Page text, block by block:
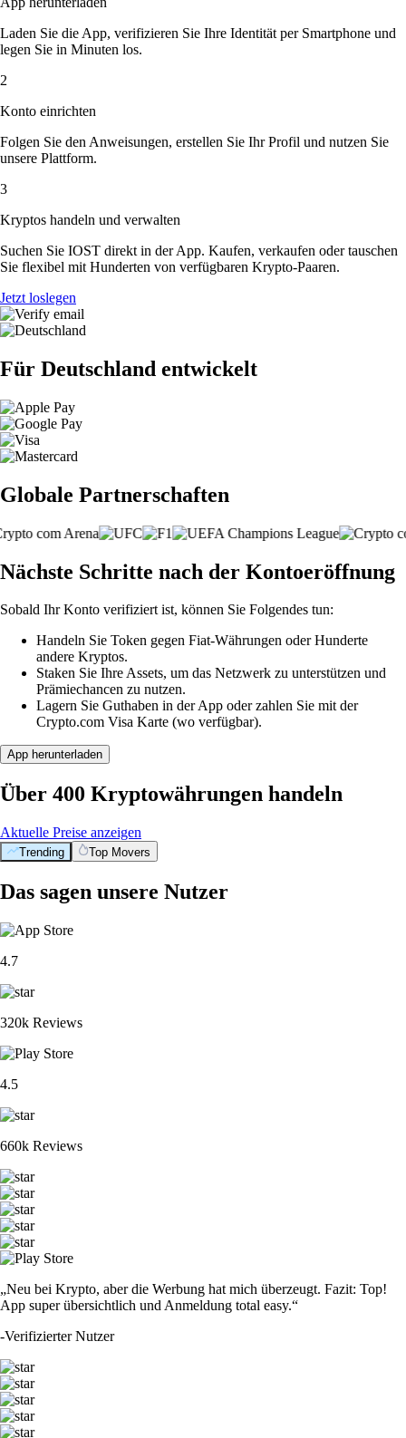
Laden Sie die App, verifizieren Sie Ihre Identität per Smartphone und
legen Sie in Minuten los.
2
Konto einrichten
Folgen Sie den Anweisungen, erstellen Sie Ihr Profil und nutzen Sie
unsere Plattform.
3
Kryptos handeln und verwalten
Suchen Sie IOST direkt in der App. Kaufen, verkaufen oder tauschen
Sie flexibel mit Hunderten von verfügbaren Krypto-Paaren.
Jetzt loslegen
Für Deutschland entwickelt
Globale Partnerschaften
Nächste Schritte nach der Kontoeröffnung
Sobald Ihr Konto verifiziert ist, können Sie Folgendes tun:
Handeln Sie Token gegen Fiat-Währungen oder Hunderte
andere Kryptos.
Staken Sie Ihre Assets, um das Netzwerk zu unterstützen und
Prämiechancen zu nutzen.
Lagern Sie Guthaben in der App oder zahlen Sie mit der
Crypto.com Visa Karte (wo verfügbar).
App herunterladen
Über 400 Kryptowährungen handeln
Aktuelle Preise anzeigen
Trending Top Movers
Das sagen unsere Nutzer
4.7
320k Reviews
4.5
660k Reviews
„Neu bei Krypto, aber die Werbung hat mich überzeugt. Fazit: Top!
App super übersichtlich und Anmeldung total easy.“
-Verifizierter Nutzer